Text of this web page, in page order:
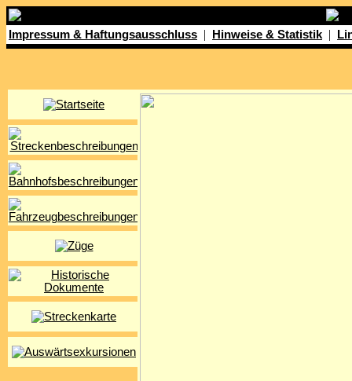
Impressum & Haftungsausschluss | Hinweise & Statistik |